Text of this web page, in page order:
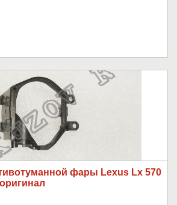
фары Lexus Lx 570